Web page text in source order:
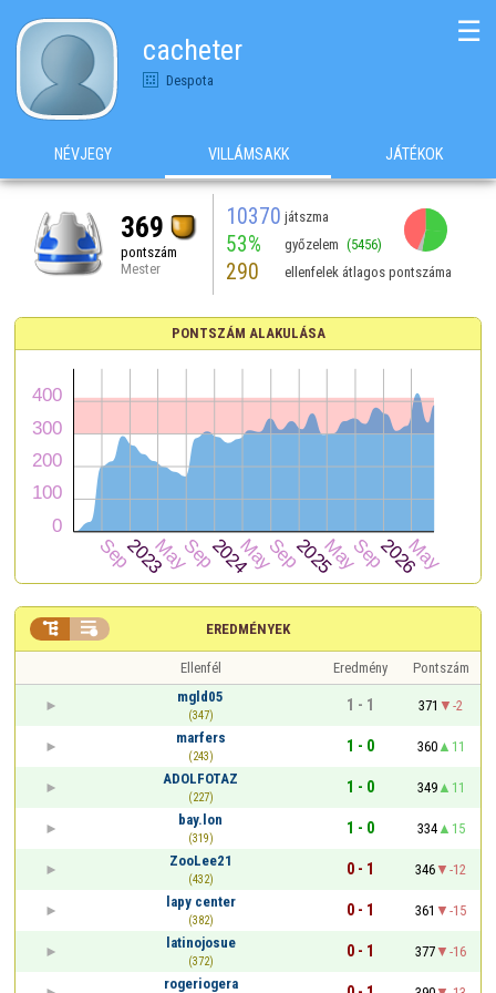
cacheter
Despota
☰
NÉVJEGY VILLÁMSAKK JÁTÉKOK
369
pontszám
Mester
10370 játszma
53% győzelem (5456)
290 ellenfelek átlagos pontszáma
PONTSZÁM ALAKULÁSA
EREDMÉNYEK
 
Ellenfél Eredmény
Pontszám
mgld05
(347)
1 - 1 371
-2
marfers
(243)
1 - 0 360
11
ADOLFOTAZ
(227)
1 - 0 349
11
bay.lon
(319)
1 - 0 334
15
ZooLee21
(432)
0 - 1 346
-12
lapy center
(382)
0 - 1 361
-15
latinojosue
(372)
0 - 1 377
-16
rogeriogera